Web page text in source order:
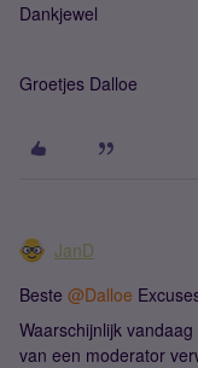
Dankjewel
Groetjes Dalloe
JanD
Beste ​ @Dalloe
Waarschijnlijk
van een moderator